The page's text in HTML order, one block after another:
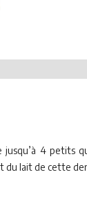
4 petits
du lait de cette